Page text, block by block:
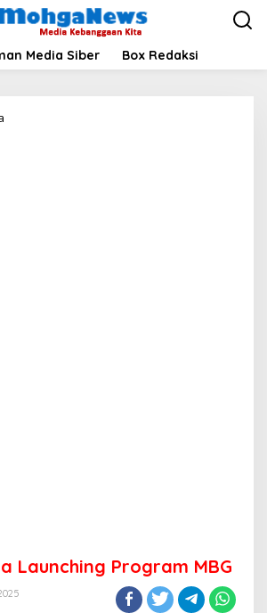
Media Siber Box Redaksi
Launching Program MBG